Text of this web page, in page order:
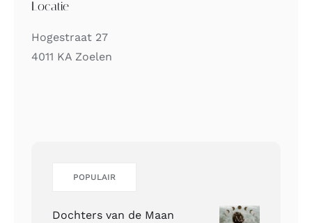
Locatie
Hogestraat 27
4011 KA Zoelen
POPULAIR
Dochters van de Maan